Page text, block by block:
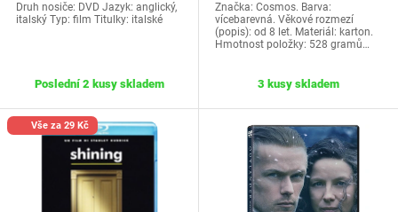
Druh nosiče: DVD Jazyk: anglický,
italský Typ: film Titulky: italské
Poslední 2 kusy skladem
Značka: Cosmos. Barva:
vícebarevná. Věkové rozmezí
(popis): od 8 let. Materiál: karton.
Hmotnost položky: 528 gramů…
3 kusy skladem
Vše za 29 Kč